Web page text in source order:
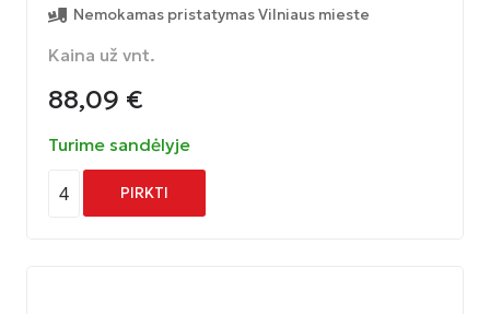
Nemokamas pristatymas Vilniaus mieste
Kaina už vnt.
88,09 €
Turime sandėlyje
4 PIRKTI